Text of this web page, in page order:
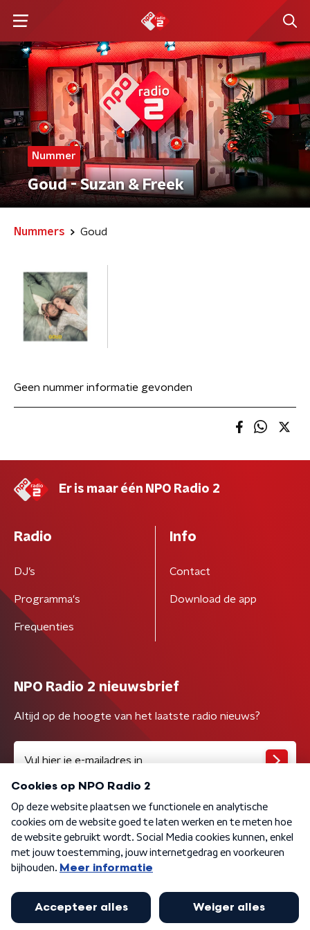
Nummer
Goud - Suzan & Freek
Nummers Goud
Geen nummer informatie gevonden
Er is maar één NPO Radio 2
Radio
DJ’s
Programma's
Frequenties
Info
Contact
Download de app
NPO Radio 2 nieuwsbrief
Altijd op de hoogte van het laatste radio nieuws?
Algemene voorwaarden